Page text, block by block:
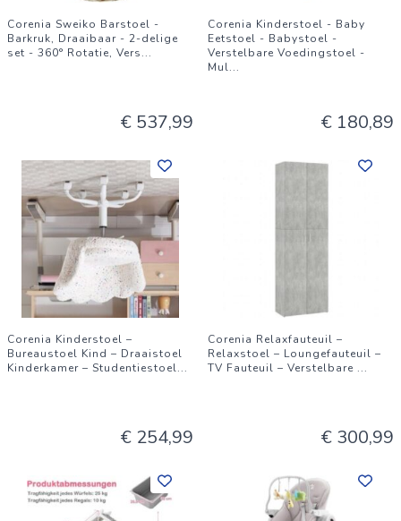
Corenia Sweiko Barstoel -
Barkruk, Draaibaar - 2-delige
set - 360° Rotatie, Vers...
€ 537,99
Corenia Kinderstoel - Baby
Eetstoel - Babystoel -
Verstelbare Voedingstoel -
Mul...
€ 180,89
Corenia Kinderstoel –
Bureaustoel Kind – Draaistoel
Kinderkamer – Studentiestoel...
€ 254,99
Corenia Relaxfauteuil –
Relaxstoel – Loungefauteuil –
TV Fauteuil – Verstelbare ...
€ 300,99